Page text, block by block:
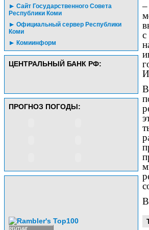
Сайт Государственного Совета
Республики Коми
Официальный сервер Республики
Коми
Комиинформ
ЦЕНТРАЛЬНЫЙ БАНК РФ:
ПРОГНОЗ ПОГОДЫ:
с